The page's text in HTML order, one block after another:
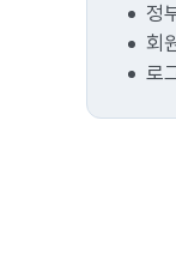
정
회
로